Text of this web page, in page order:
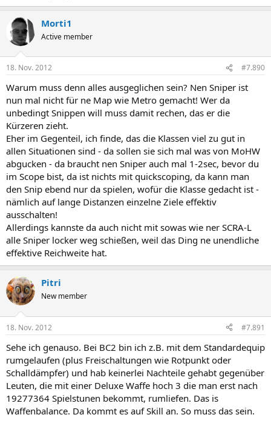
Morti1
Active member
18. Nov. 2012 #7.890
Warum muss denn alles ausgeglichen sein? Nen Sniper ist
nun mal nicht für ne Map wie Metro gemacht! Wer da
unbedingt Snippen will muss damit rechen, das er die
Kürzeren zieht.
Eher im Gegenteil, ich finde, das die Klassen viel zu gut in
allen Situationen sind - da sollen sie sich mal was von MoHW
abgucken - da braucht nen Sniper auch mal 1-2sec, bevor du
im Scope bist, da ist nichts mit quickscoping, da kann man
den Snip ebend nur da spielen, wofür die Klasse gedacht ist -
nämlich auf lange Distanzen einzelne Ziele effektiv
ausschalten!
Allerdings kannste da auch nicht mit sowas wie ner SCRA-L
alle Sniper locker weg schießen, weil das Ding ne unendliche
effektive Reichweite hat.
Pitri
New member
18. Nov. 2012 #7.891
Sehe ich genauso. Bei BC2 bin ich z.B. mit dem Standardequip
rumgelaufen (plus Freischaltungen wie Rotpunkt oder
Schalldämpfer) und hab keinerlei Nachteile gehabt gegenüber
Leuten, die mit einer Deluxe Waffe hoch 3 die man erst nach
19277364 Spielstunen bekommt, rumliefen. Das is
Waffenbalance. Da kommt es auf Skill an. So muss das sein.